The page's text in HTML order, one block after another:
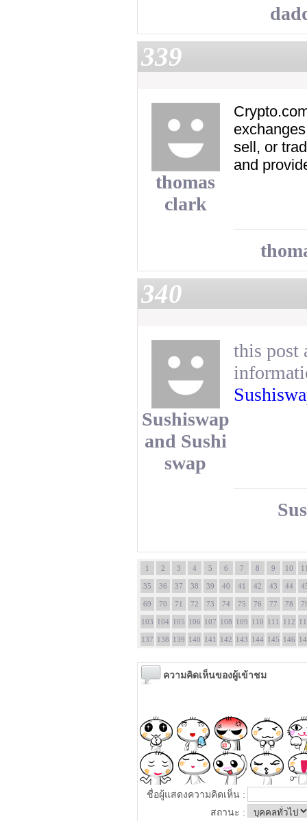
339
thomas
clark
sell, or
and
340
Sushiswap
and Sushi
swap
this post
1 2 3 4 5 6 7 8 9 10
35 36 37 38 39 40 41 42 43 44
69 70 71 72 73 74 75 76 77 78
103 104 105 106 107 108 109 110 111 112
137 138 139 140 141 142 143 144 145 146
ความคิดเห็นของผู้เข้าชม
ชื่อผู้แสดงความคิดเห็น :
สถานะ :